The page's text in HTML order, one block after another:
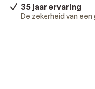
35 jaar ervaring
De zekerheid van